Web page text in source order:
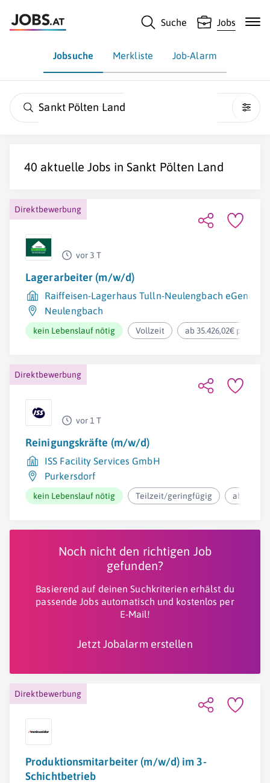
Suche Jobs
Jobsuche Merkliste Job-Alarm
Sankt Pölten Land
40 aktuelle Jobs in Sankt Pölten Land
Direktbewerbung
vor 3 T
Lagerarbeiter (m/w/d)
Raiffeisen-Lagerhaus Tulln-Neulengbach eGenmbH
Neulengbach
kein Lebenslauf nötig Vollzeit ab 35.426,02€ pro Jahr
Direktbewerbung
vor 1 T
Reinigungskräfte (m/w/d)
ISS Facility Services GmbH
Purkersdorf
kein Lebenslauf nötig Teilzeit/geringfügig ab
Noch nicht den richtigen Job
gefunden?
Basierend auf deinen Suchkriterien erhälst du
passende Jobs automatisch und kostenlos per
E-Mail!
Jetzt Jobalarm erstellen
Direktbewerbung
Produktionsmitarbeiter (m/w/d) im 3-
Schichtbetrieb